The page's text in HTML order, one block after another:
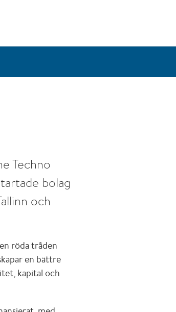
Techno
bolag
och
röda tråden
en bättre
kapital och